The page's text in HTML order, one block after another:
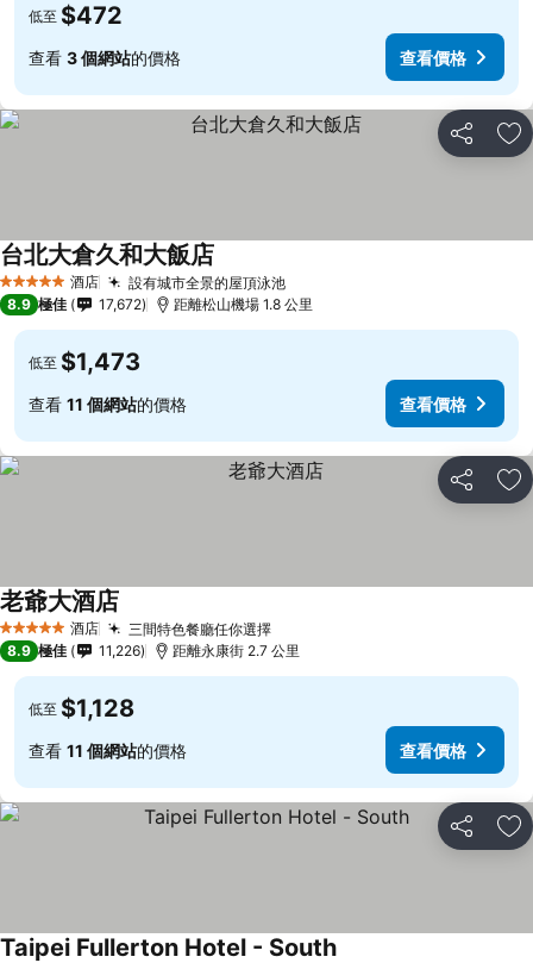
低至 $472
查看 3 個網站的價格 查看價格
分享 放
5 星級 酒店 設有城市全景的屋頂泳池
台北大倉久和大飯店
8.9 極佳 17,672 距離松山機場 1.8 公里
低至 $1,473
查看 11 個網站的價格 查看價格
分享 放
5 星級 酒店 三間特色餐廳任你選擇
老爺大酒店
8.9 極佳 11,226 距離永康街 2.7 公里
低至 $1,128
查看 11 個網站的價格 查看價格
分享 放
Taipei Fullerton Hotel - South